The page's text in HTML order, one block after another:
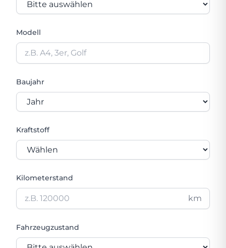
Modell
Baujahr
Kraftstoff
Kilometerstand
km
Fahrzeugzustand